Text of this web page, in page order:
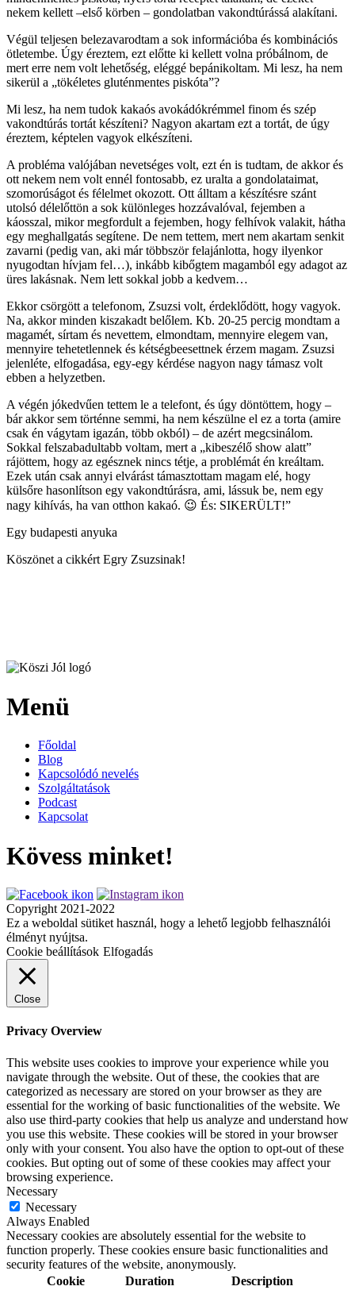
nekem kellett –első körben – gondolatban vakondtúrássá alakítani.
Végül teljesen belezavarodtam a sok információba és kombinációs
ötletembe. Úgy éreztem, ezt előtte ki kellett volna próbálnom, de
mert erre nem volt lehetőség, eléggé bepánikoltam. Mi lesz, ha nem
sikerül a „tökéletes gluténmentes piskóta”?
Mi lesz, ha nem tudok kakaós avokádókrémmel finom és szép
vakondtúrás tortát készíteni? Nagyon akartam ezt a tortát, de úgy
éreztem, képtelen vagyok elkészíteni.
A probléma valójában nevetséges volt, ezt én is tudtam, de akkor és
ott nekem nem volt ennél fontosabb, ez uralta a gondolataimat,
szomorúságot és félelmet okozott. Ott álltam a készítésre szánt
utolsó délelőttön a sok különleges hozzávalóval, fejemben a
káosszal, mikor megfordult a fejemben, hogy felhívok valakit, hátha
egy meghallgatás segítene. De nem tettem, mert nem akartam senkit
zavarni (pedig van, aki már többször felajánlotta, hogy ilyenkor
nyugodtan hívjam fel…), inkább kibőgtem magamból egy adagot az
üres lakásnak. Nem lett sokkal jobb a kedvem…
Ekkor csörgött a telefonom, Zsuzsi volt, érdeklődött, hogy vagyok.
Na, akkor minden kiszakadt belőlem. Kb. 20-25 percig mondtam a
magamét, sírtam és nevettem, elmondtam, mennyire elegem van,
mennyire tehetetlennek és kétségbeesettnek érzem magam. Zsuzsi
jelenléte, elfogadása, egy-egy kérdése nagyon nagy támasz volt
ebben a helyzetben.
A végén jókedvűen tettem le a telefont, és úgy döntöttem, hogy –
bár akkor sem történne semmi, ha nem készülne el ez a torta (amire
csak én vágytam igazán, több okból) – de azért megcsinálom.
Sokkal felszabadultabb voltam, mert a „kibeszélő show alatt”
rájöttem, hogy az egésznek nincs tétje, a problémát én kreáltam.
Ezek után csak annyi elvárást támasztottam magam elé, hogy
külsőre hasonlítson egy vakondtúrásra, ami, lássuk be, nem egy
nagy kihívás, ha van otthon kakaó. 😉 És: SIKERÜLT!”
Egy budapesti anyuka
Köszönet a cikkért Egry Zsuzsinak!
Menü
Főoldal
Blog
Kapcsolódó nevelés
Szolgáltatások
Podcast
Kapcsolat
Kövess minket!
Copyright 2021-2022
Ez a weboldal sütiket használ, hogy a lehető legjobb felhasználói
élményt nyújtsa.
Cookie beállítások Elfogadás
Close
Privacy Overview
This website uses cookies to improve your experience while you
navigate through the website. Out of these, the cookies that are
categorized as necessary are stored on your browser as they are
essential for the working of basic functionalities of the website. We
also use third-party cookies that help us analyze and understand how
you use this website. These cookies will be stored in your browser
only with your consent. You also have the option to opt-out of these
cookies. But opting out of some of these cookies may affect your
browsing experience.
Necessary
Necessary
Always Enabled
Necessary cookies are absolutely essential for the website to
function properly. These cookies ensure basic functionalities and
security features of the website, anonymously.
Cookie
Duration Description